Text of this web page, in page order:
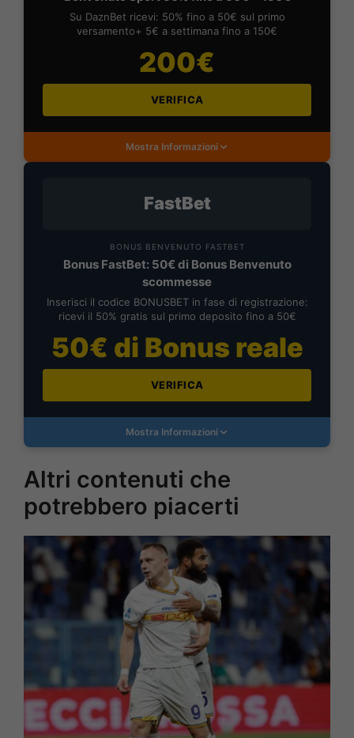
Su DaznBet ricevi: 50% fino a 50€ sul primo
versamento+ 5€ a settimana fino a 150€
200€
VERIFICA
Mostra Informazioni
FastBet
BONUS BENVENUTO FASTBET
Bonus FastBet: 50€ di Bonus Benvenuto
scommesse
Inserisci il codice BONUSBET in fase di registrazione:
ricevi il 50% gratis sul primo deposito fino a 50€
50€ di Bonus reale
VERIFICA
Mostra Informazioni
Altri contenuti che
potrebbero piacerti